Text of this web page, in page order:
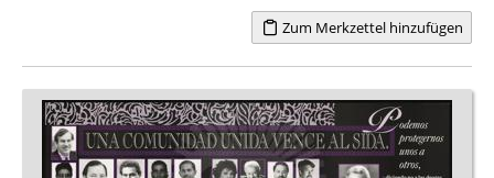
Zum Merkzettel hinzufügen